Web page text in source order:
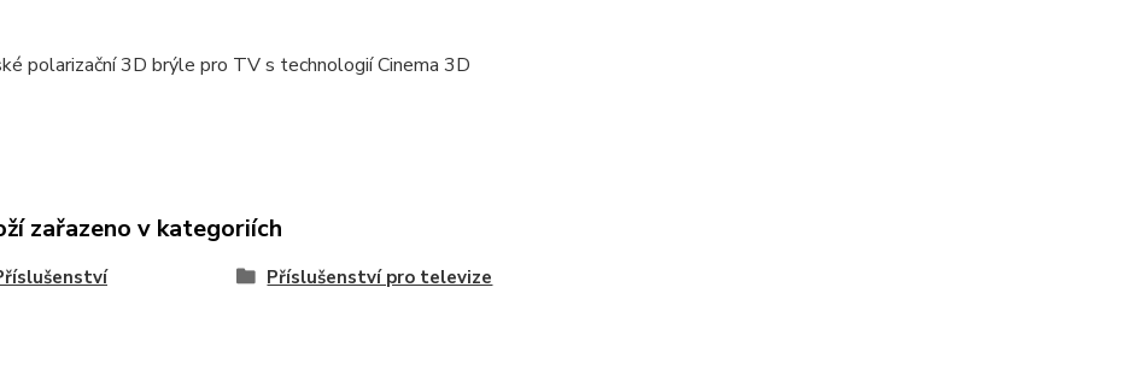
polarizační 3D brýle pro TV s technologií Cinema 3D
zařazeno v kategoriích
Příslušenství pro televize